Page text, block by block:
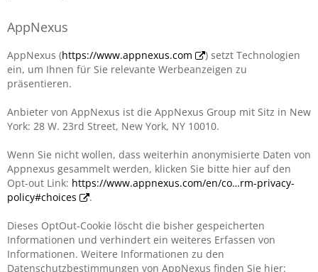
AppNexus
AppNexus (https://www.appnexus.com
) setzt Technologien
ein, um Ihnen für Sie relevante Werbeanzeigen zu
präsentieren.
Anbieter von AppNexus ist die AppNexus Group mit Sitz in New
York: 28 W. 23rd Street, New York, NY 10010.
Wenn Sie nicht wollen, dass weiterhin anonymisierte Daten von
Appnexus gesammelt werden, klicken Sie bitte hier auf den
Opt-out Link: https://www.appnexus.com/en/co…rm-privacy-
policy#choices
.
Dieses OptOut-Cookie löscht die bisher gespeicherten
Informationen und verhindert ein weiteres Erfassen von
Informationen. Weitere Informationen zu den
Datenschutzbestimmungen von AppNexus finden Sie hier: